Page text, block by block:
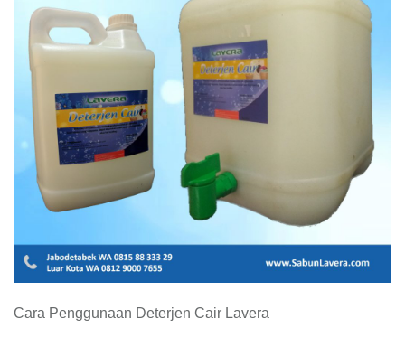
Cara Penggunaan Deterjen Cair Lavera